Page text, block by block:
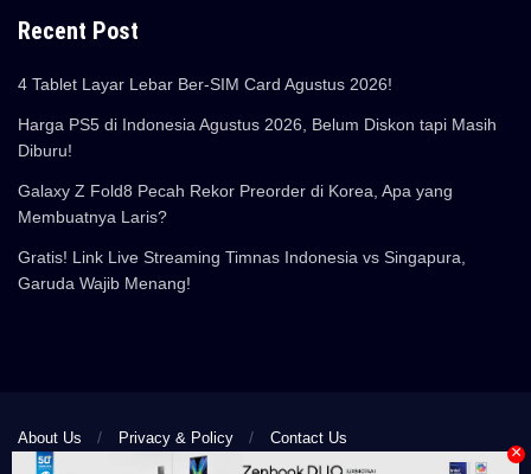
Recent Post
4 Tablet Layar Lebar Ber-SIM Card Agustus 2026!
Harga PS5 di Indonesia Agustus 2026, Belum Diskon tapi Masih
Diburu!
Galaxy Z Fold8 Pecah Rekor Preorder di Korea, Apa yang
Membuatnya Laris?
Gratis! Link Live Streaming Timnas Indonesia vs Singapura,
Garuda Wajib Menang!
About Us Privacy & Policy Contact Us
×